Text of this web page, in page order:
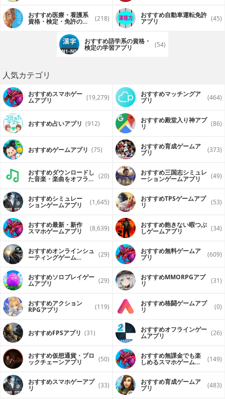
おすすめ医療・看護系
資格・検定・免許の学 (218) おすすめ自動車運転免許
アプリ (45)
おすすめ語学系の資格・
検定の学習アプリ (54)
人気カテゴリ
おすすめスマホゲー
ムアプリ (19,279) おすすめマッチングア
プリ (464)
おすすめ占いアプリ (912) おすすめ殿堂入り神アプ
リ (86)
おすすめゲームアプリ (75) おすすめ育成ゲームア
プリ (373)
おすすめダウンロードし
た音楽・楽曲をオフライ (20) おすすめ三国志シミュレ
ーションゲームアプリ (49)
おすすめシミュレー
ションゲームアプリ (1,645) おすすめTPSゲームアプ
リ (53)
おすすめ最新・新作
スマホゲームアプリ (8,639) おすすめ飽きない暇つぶ
しゲームアプリ (34)
おすすめオンラインシュ
ーティングゲーム (29) おすすめ無料ゲームア
プリ (609)
おすすめソロプレイゲー
ムアプリ (29) おすすめ MMORPGアプ
リ (31)
おすすめアクション
RPGアプリ (119) おすすめ格闘ゲームアプ
リ (0)
おすすめFPSアプリ (31) おすすめオフラインゲー
ムアプリ (26)
おすすめ仮想通貨・ブロ
ックチェーンアプリ (50) おすすめ無課金でも楽
しめるスマホゲームア (149)
おすすめスマホゲーアプ
リ (33) おすすめ育成ゲームア
プリ (483)